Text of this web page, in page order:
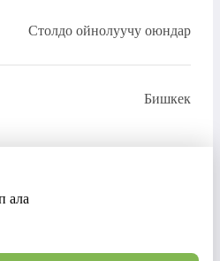
Столдо ойнолуучу оюндар
Бишкек
ала